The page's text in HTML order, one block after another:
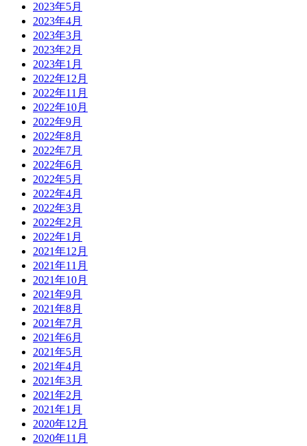
2023年5月
2023年4月
2023年3月
2023年2月
2023年1月
2022年12月
2022年11月
2022年10月
2022年9月
2022年8月
2022年7月
2022年6月
2022年5月
2022年4月
2022年3月
2022年2月
2022年1月
2021年12月
2021年11月
2021年10月
2021年9月
2021年8月
2021年7月
2021年6月
2021年5月
2021年4月
2021年3月
2021年2月
2021年1月
2020年12月
2020年11月